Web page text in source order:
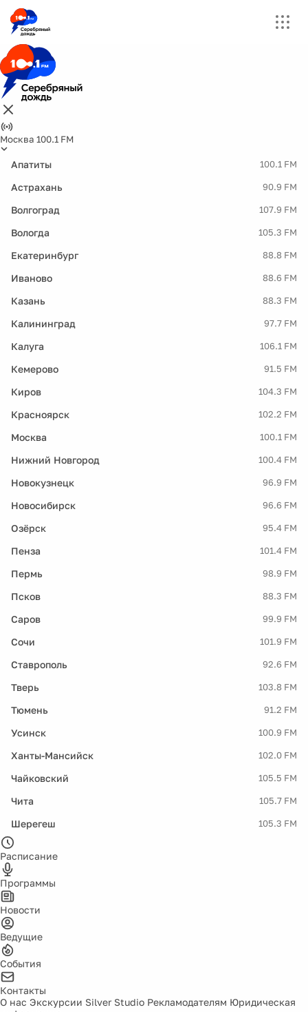
Москва 100.1 FM
Апатиты 100.1 FM
Астрахань 90.9 FM
Волгоград 107.9 FM
Вологда 105.3 FM
Екатеринбург 88.8 FM
Иваново 88.6 FM
Казань 88.3 FM
Калининград 97.7 FM
Калуга 106.1 FM
Кемерово 91.5 FM
Киров 104.3 FM
Красноярск 102.2 FM
Москва 100.1 FM
Нижний Новгород 100.4 FM
Новокузнецк 96.9 FM
Новосибирск 96.6 FM
Озёрск 95.4 FM
Пенза 101.4 FM
Пермь 98.9 FM
Псков 88.3 FM
Саров 99.9 FM
Сочи 101.9 FM
Ставрополь 92.6 FM
Тверь 103.8 FM
Тюмень 91.2 FM
Усинск 100.9 FM
Ханты-Мансийск 102.0 FM
Чайковский 105.5 FM
Чита 105.7 FM
Шерегеш 105.3 FM
Расписание
Программы
Новости
Ведущие
События
Контакты
О нас Экскурсии Silver Studio Рекламодателям Юридическая